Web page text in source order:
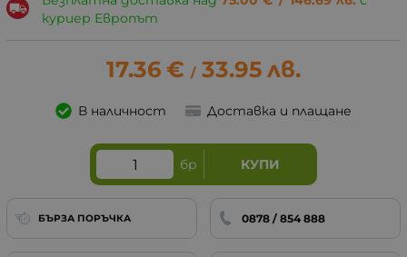
куриер Европът
17.36 € / 33.95 лв.
В наличност Доставка и плащане
бр КУПИ
БЪРЗА ПОРЪЧКА 0878 / 854 888